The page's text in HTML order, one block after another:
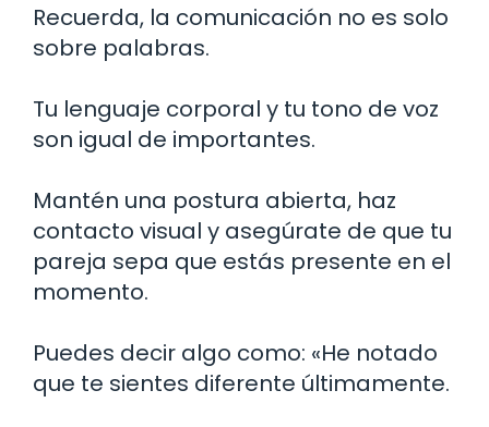
Recuerda, la comunicación no es solo
sobre palabras.
Tu lenguaje corporal y tu tono de voz
son igual de importantes.
Mantén una postura abierta, haz
contacto visual y asegúrate de que tu
pareja sepa que estás presente en el
momento.
Puedes decir algo como: «He notado
que te sientes diferente últimamente.